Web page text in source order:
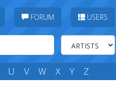
FORUM USERS
U V W X Y Z